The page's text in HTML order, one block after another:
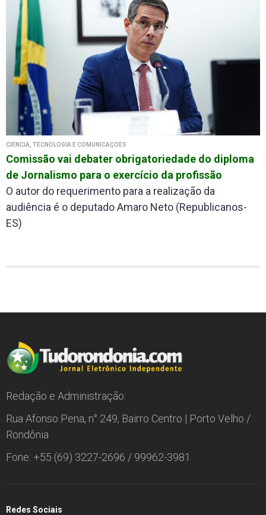
CIÊNCIA, TECNOLOGIA E COMUNICAÇÕES
Comissão vai debater obrigatoriedade do diploma
de Jornalismo para o exercício da profissão
O autor do requerimento para a realização da
audiência é o deputado Amaro Neto (Republicanos-
ES)
Redação e Administração:
Rua Afonso Pena, n° 249, Bairro Centro | Porto Velho /
Rondônia
Fone: +55 (69) 3227-2696 / 99962-3981
Redes Sociais